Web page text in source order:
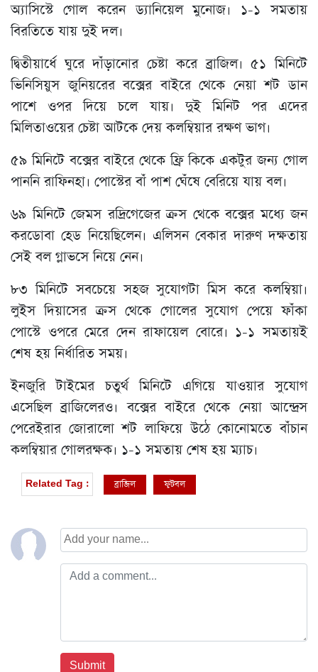
অ্যাসিস্টে গোল করেন ড্যানিয়েল মুনোজ। ১-১ সমতায়
বিরতিতে যায় দুই দল।
দ্বিতীয়ার্ধে ঘুরে দাঁড়ানোর চেষ্টা করে ব্রাজিল। ৫১ মিনিটে
ভিনিসিয়ুস জুনিয়রের বক্সের বাইরে থেকে নেয়া শট ডান
পাশে ওপর দিয়ে চলে যায়। দুই মিনিট পর এদের
মিলিতাওয়ের চেষ্টা আটকে দেয় কলম্বিয়ার রক্ষণ ভাগ।
৫৯ মিনিটে বক্সের বাইরে থেকে ফ্রি কিকে একটুর জন্য গোল
পাননি রাফিনহা। পোস্টের বাঁ পাশ ঘেঁষে বেরিয়ে যায় বল।
৬৯ মিনিটে জেমস রদ্রিগেজের ক্রস থেকে বক্সের মধ্যে জন
করডোবা হেড নিয়েছিলেন। এলিসন বেকার দারুণ দক্ষতায়
সেই বল গ্লাভসে নিয়ে নেন।
৮৩ মিনিটে সবচেয়ে সহজ সুযোগটা মিস করে কলম্বিয়া।
লুইস দিয়াসের ক্রস থেকে গোলের সুযোগ পেয়ে ফাঁকা
পোস্টে ওপরে মেরে দেন রাফায়েল বোরে। ১-১ সমতায়ই
শেষ হয় নির্ধারিত সময়।
ইনজুরি টাইমের চতুর্থ মিনিটে এগিয়ে যাওয়ার সুযোগ
এসেছিল ব্রাজিলেরও। বক্সের বাইরে থেকে নেয়া আন্দ্রেস
পেরেইরার জোরালো শট লাফিয়ে উঠে কোনোমতে বাঁচান
কলম্বিয়ার গোলরক্ষক। ১-১ সমতায় শেষ হয় ম্যাচ।
Related Tag : ব্রাজিল ফুটবল